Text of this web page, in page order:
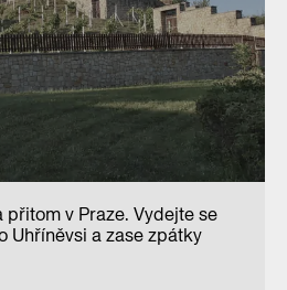
v Praze. Vydejte se
Uhříněvsi a zase zpátky